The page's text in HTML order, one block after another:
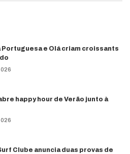
Portuguesa e Olá criam croissants
happy hour de Verão junto à
Clube anuncia duas provas de